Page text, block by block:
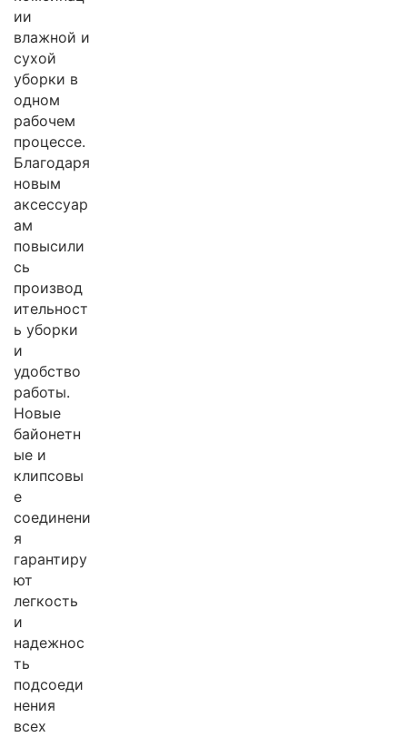
ии
влажной и
сухой
уборки в
одном
рабочем
процессе.
Благодаря
новым
аксессуар
ам
повысили
сь
производ
ительност
ь уборки
и
удобство
работы.
Новые
байонетн
ые и
клипсовы
е
соединени
я
гарантиру
ют
легкость
и
надежнос
ть
подсоеди
нения
всех